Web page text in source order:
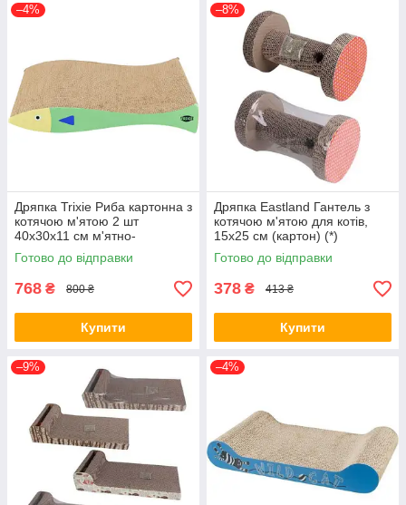
–4%
Дряпка Trixie Риба картонна з
котячою м'ятою 2 шт
40х30х11 см м'ятно-
кремовий (*)
Готово до відправки
768 ₴ 800 ₴
Купити
–8%
Дряпка Eastland Гантель з
котячою м'ятою для котів,
15x25 см (картон) (*)
Готово до відправки
378 ₴ 413 ₴
Купити
–9% –4%